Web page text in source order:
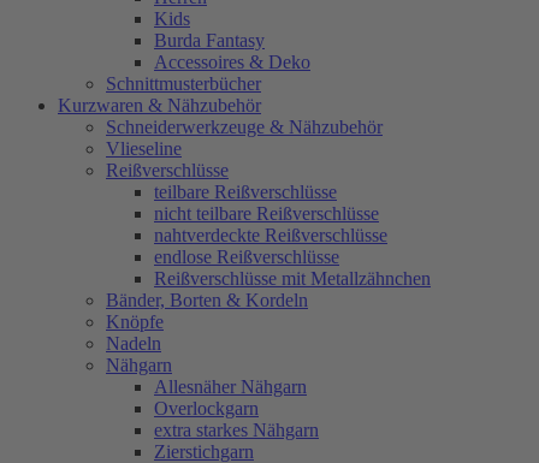
Kids
Burda Fantasy
Accessoires & Deko
Schnittmusterbücher
Kurzwaren & Nähzubehör
Schneiderwerkzeuge & Nähzubehör
Vlieseline
Reißverschlüsse
teilbare Reißverschlüsse
nicht teilbare Reißverschlüsse
nahtverdeckte Reißverschlüsse
endlose Reißverschlüsse
Reißverschlüsse mit Metallzähnchen
Bänder, Borten & Kordeln
Knöpfe
Nadeln
Nähgarn
Allesnäher Nähgarn
Overlockgarn
extra starkes Nähgarn
Zierstichgarn